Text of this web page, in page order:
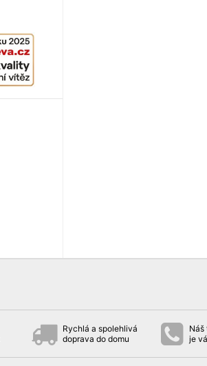
Rychlá a spolehlivá
doprava do domu
Náš
je